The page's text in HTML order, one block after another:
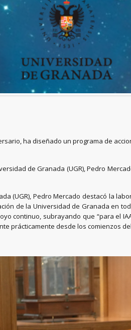
ha diseñado un programa de
de Granada (UGR), Pedro
(UGR), Pedro Mercado destacó la
de la Universidad de Granada en
continuo, subrayando que “para el
prácticamente desde los comienzos